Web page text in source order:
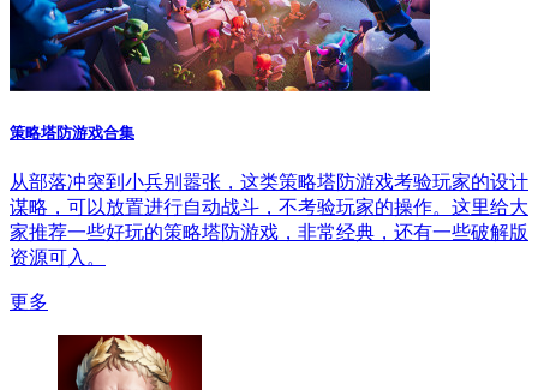
策略塔防游戏合集
从部落冲突到小兵别嚣张，这类策略塔防游戏考验玩家的设计
谋略，可以放置进行自动战斗，不考验玩家的操作。这里给大
家推荐一些好玩的策略塔防游戏，非常经典，还有一些破解版
资源可入。
更多